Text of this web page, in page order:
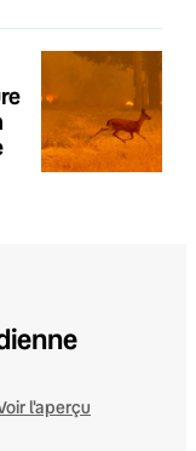
l'aperçu